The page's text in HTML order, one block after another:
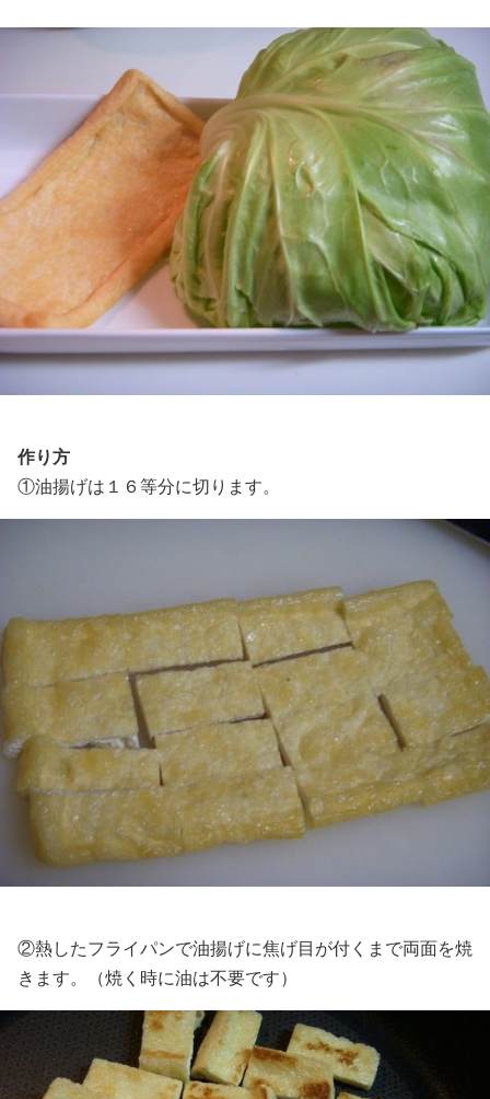
作り方
①油揚げは１６等分に切ります。
②熱したフライパンで油揚げに焦げ目が付くまで両面を焼
きます。（焼く時に油は不要です）